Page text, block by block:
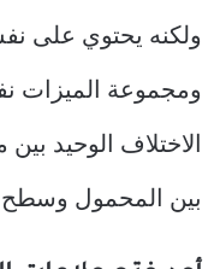
ولكنه يحتوي على
ومجموعة الميزات
الاختلاف الوحيد
بين المحمول وسطح